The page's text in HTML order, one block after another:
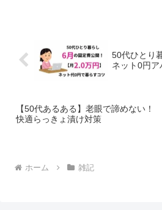
50代ひとり
ネット0円
【50代あるある】老眼で諦めない！
快適らっきょ漬け対策
ホーム 雑記